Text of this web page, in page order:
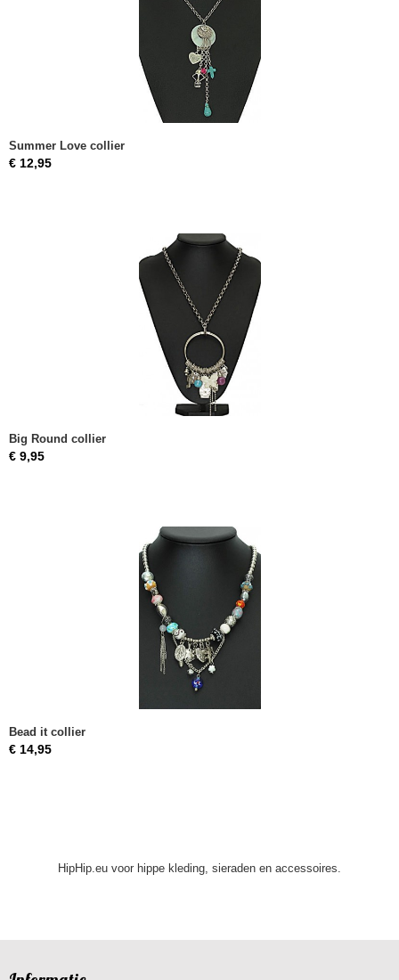
Summer Love collier
€ 12,95
Big Round collier
€ 9,95
Bead it collier
€ 14,95
HipHip.eu voor hippe kleding, sieraden en accessoires.